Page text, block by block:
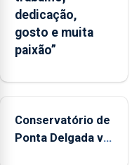
dedicação,
gosto e muita
paixão”
Conservatório de
Ponta Delgada vai